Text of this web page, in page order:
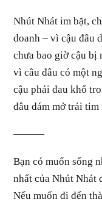
Nhút Nhát im bặt,
doanh – vì cậu đâu
chưa bao giờ cậu bị
vì câu đâu có một
cậu phải đau khổ
đâu dám mở trái
———
Bạn có muốn sống
nhất của Nhút Nhát
Nếu muốn đi đến